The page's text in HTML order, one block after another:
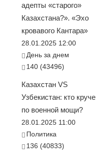
адепты «старого»
Казахстана?». «Эхо
кровавого Кантара»
28.01.2025 12:00
День за днем
140 (43496)
Казахстан VS
Узбекистан: кто круче
по военной мощи?
28.01.2025 11:00
Политика
136 (40833)